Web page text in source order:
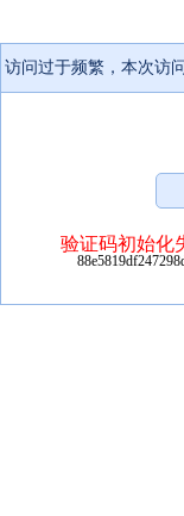
访问过于频繁，本次访
验证码初始化